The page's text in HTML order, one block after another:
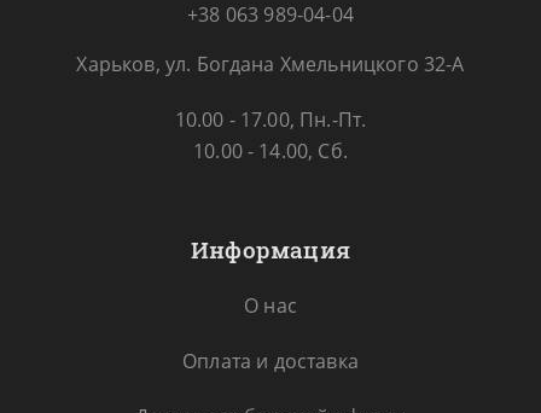
+38 063 989-04-04
Харьков, ул. Богдана Хмельницкого 32-А
10.00 - 17.00, Пн.-Пт.
10.00 - 14.00, Сб.
Информация
О нас
Оплата и доставка